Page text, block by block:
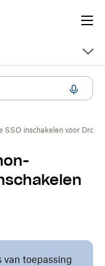
inschakelen voor
toepassing